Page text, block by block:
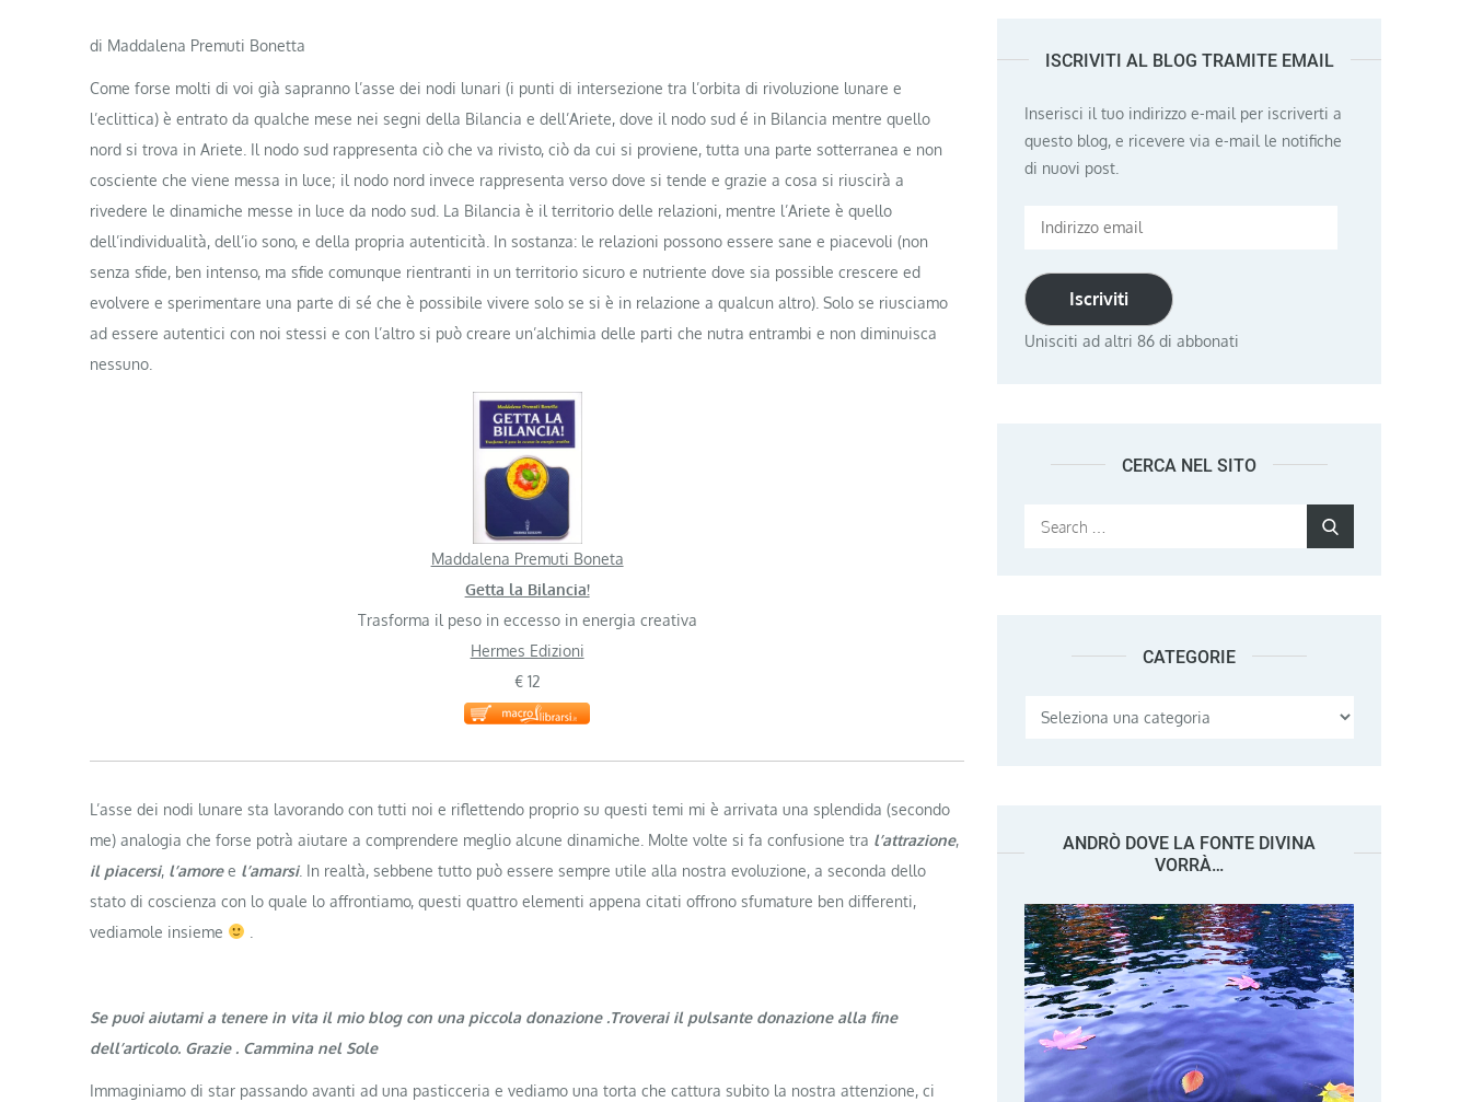
di Maddalena Premuti Bonetta
Come forse molti di voi già sapranno l’asse dei nodi lunari (i punti di intersezione tra l’orbita di rivoluzione lunare e
l’eclittica) è entrato da qualche mese nei segni della Bilancia e dell’Ariete, dove il nodo sud é in Bilancia mentre quello
nord si trova in Ariete. Il nodo sud rappresenta ciò che va rivisto, ciò da cui si proviene, tutta una parte sotterranea e non
cosciente che viene messa in luce; il nodo nord invece rappresenta verso dove si tende e grazie a cosa si riuscirà a
rivedere le dinamiche messe in luce da nodo sud. La Bilancia è il territorio delle relazioni, mentre l’Ariete è quello
dell’individualità, dell’io sono, e della propria autenticità. In sostanza: le relazioni possono essere sane e piacevoli (non
senza sfide, ben intenso, ma sfide comunque rientranti in un territorio sicuro e nutriente dove sia possible crescere ed
evolvere e sperimentare una parte di sé che è possibile vivere solo se si è in relazione a qualcun altro). Solo se riusciamo
ad essere autentici con noi stessi e con l’altro si può creare un’alchimia delle parti che nutra entrambi e non diminuisca
nessuno.
Maddalena Premuti Boneta
Getta la Bilancia!
Trasforma il peso in eccesso in energia creativa
Hermes Edizioni
€ 12
L’asse dei nodi lunare sta lavorando con tutti noi e riflettendo proprio su questi temi mi è arrivata una splendida (secondo
me) analogia che forse potrà aiutare a comprendere meglio alcune dinamiche. Molte volte si fa confusione tra l’attrazione,
il piacersi, l’amoree l’amarsi. In realtà, sebbene tutto può essere sempre utile alla nostra evoluzione, a seconda dello
stato di coscienza con lo quale lo affrontiamo, questi quattro elementi appena citati offrono sfumature ben differenti,
vediamole insieme
Se puoi aiutami a tenere in vita il mio blog con una piccola donazione .Troverai il pulsante donazione alla fine
dell’articolo. Grazie . Cammina nel Sole
Immaginiamo di star passando avanti ad una pasticceria e vediamo una torta che cattura subito la nostra attenzione, ci
ISCRIVITI AL BLOG TRAMITE EMAIL
Inserisci il tuo indirizzo e-mail per iscriverti a
questo blog, e ricevere via e-mail le notifiche
di nuovi post.
Indirizzo
Iscriviti
Unisciti ad altri 86 di abbonati
CERCA NEL SITO
Search
CATEGORIE
Categorie
ANDRÒ DOVE LA FONTE DIVINA
VORRÀ…